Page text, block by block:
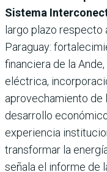
Sistema
largo plazo
Paraguay:
financiera de la
eléctrica,
aprovechamiento de
desarrollo
experiencia
transformar la
señala el informe de